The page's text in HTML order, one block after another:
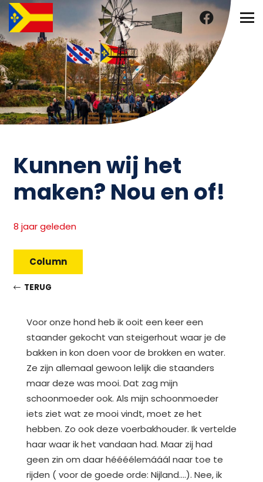
Kunnen wij het
maken? Nou en of!
8 jaar geleden
Column
TERUG
Voor onze hond heb ik ooit een keer een
staander gekocht van steigerhout waar je de
bakken in kon doen voor de brokken en water.
Ze zijn allemaal gewoon lelijk die staanders
maar deze was mooi. Dat zag mijn
schoonmoeder ook. Als mijn schoonmoeder
iets ziet wat ze mooi vindt, moet ze het
hebben. Zo ook deze voerbakhouder. Ik vertelde
haar waar ik het vandaan had. Maar zij had
geen zin om daar héééélemááál naar toe te
rijden ( voor de goede orde: Nijland….). Nee, ik